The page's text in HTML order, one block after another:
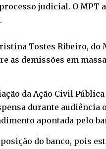
judicial. O MPT
Tostes Ribeiro,
as demissões em
da Ação Civil
durante
apontada pelo
do banco, pois